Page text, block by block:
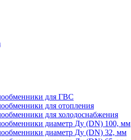
для ГВС
для отопления
для холодоснабжения
диаметр Ду (DN) 100, мм
диаметр Ду (DN) 32, мм